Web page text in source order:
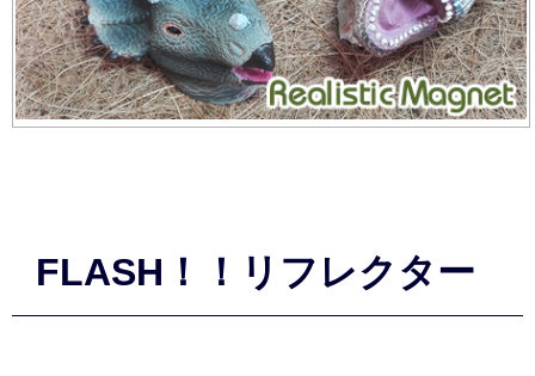
FLASH！！リフレクター